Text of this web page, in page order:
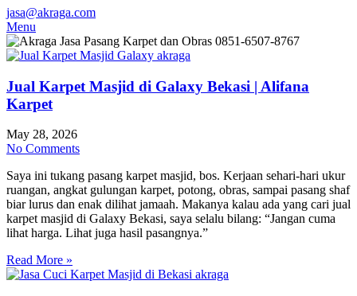
jasa@akraga.com
Menu
Jual Karpet Masjid di Galaxy Bekasi | Alifana
Karpet
May 28, 2026
No Comments
Saya ini tukang pasang karpet masjid, bos. Kerjaan sehari-hari ukur
ruangan, angkat gulungan karpet, potong, obras, sampai pasang shaf
biar lurus dan enak dilihat jamaah. Makanya kalau ada yang cari jual
karpet masjid di Galaxy Bekasi, saya selalu bilang: “Jangan cuma
lihat harga. Lihat juga hasil pasangnya.”
Read More »